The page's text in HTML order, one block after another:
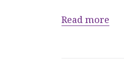
Read more